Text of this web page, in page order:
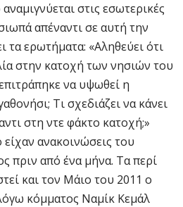
στις εσωτερικές
απέναντι σε αυτή την
τα ερωτήματα: «Αληθεύει ότι
στην κατοχή των νησιών του
να υψωθεί η
Τι σχεδιάζει να κάνει
στη ντε φάκτο κατοχή;»
ανακοινώσεις του
πριν από ένα μήνα. Τα περί
και τον Μάιο του 2011 ο
κόμματος Ναμίκ Κεμάλ